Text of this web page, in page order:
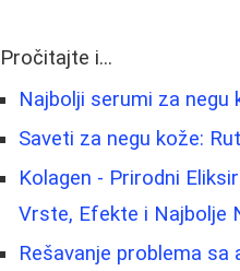
Pročitajte i...
Najbolji serumi za negu
Saveti za negu kože:
Kolagen - Prirodni
Vrste, Efekte i Najbolje
Rešavanje problema sa